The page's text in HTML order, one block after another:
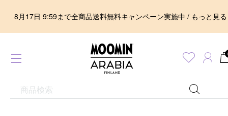
8月17日 9:59まで全商品送料無料キャンペーン実施中 / もっと見る